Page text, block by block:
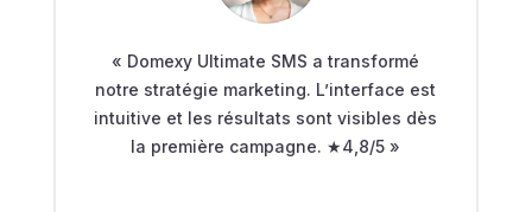
« Domexy Ultimate SMS a transformé
notre stratégie marketing. L’interface est
intuitive et les résultats sont visibles dès
la première campagne. ★4,8/5 »